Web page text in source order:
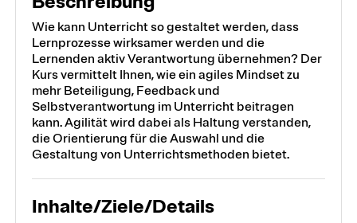
Wie kann Unterricht so gestaltet werden, dass
Lernprozesse wirksamer werden und die
Lernenden aktiv Verantwortung übernehmen? Der
Kurs vermittelt Ihnen, wie ein agiles Mindset zu
mehr Beteiligung, Feedback und
Selbstverantwortung im Unterricht beitragen
kann. Agilität wird dabei als Haltung verstanden,
die Orientierung für die Auswahl und die
Gestaltung von Unterrichtsmethoden bietet.
Inhalte/Ziele/Details